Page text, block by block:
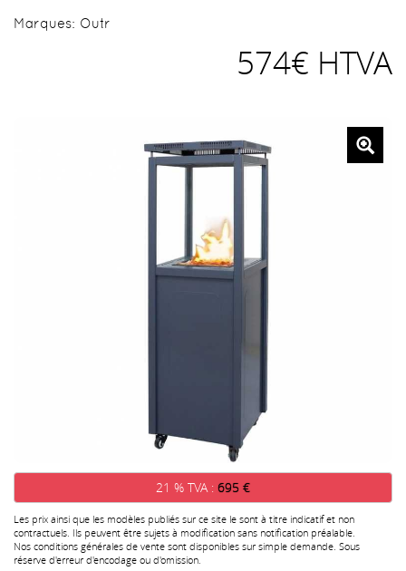
Marques: Outr
574€ HTVA
21 % TVA : 695 €
Les prix ainsi que les modèles publiés sur ce site le sont à titre indicatif et non
contractuels. Ils peuvent être sujets à modification sans notification préalable.
Nos conditions générales de vente sont disponibles sur simple demande. Sous
réserve d'erreur d'encodage ou d'omission.